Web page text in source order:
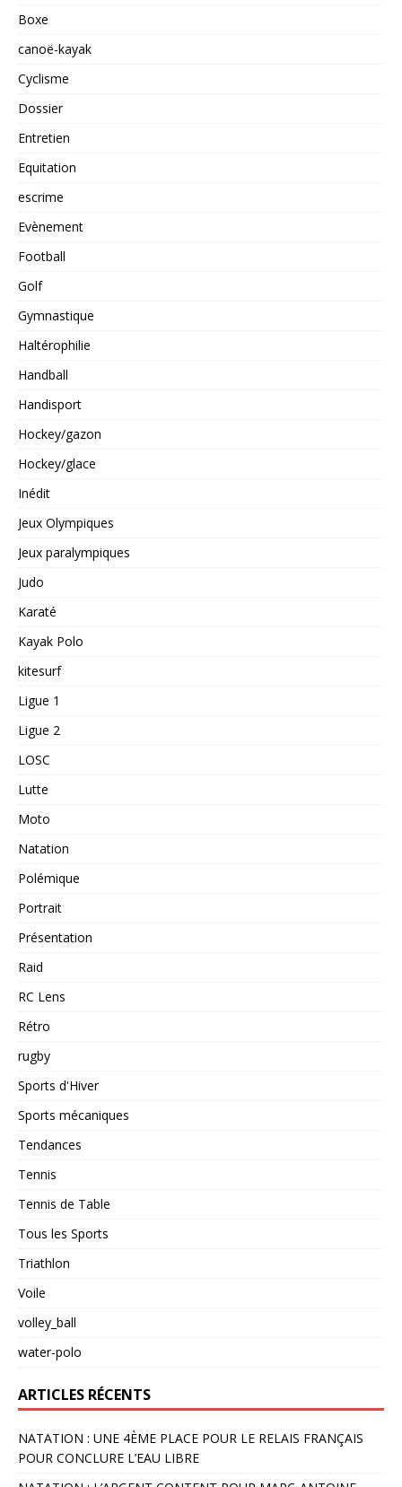
Boxe
canoë-kayak
Cyclisme
Dossier
Entretien
Equitation
escrime
Evènement
Football
Golf
Gymnastique
Haltérophilie
Handball
Handisport
Hockey/gazon
Hockey/glace
Inédit
Jeux Olympiques
Jeux paralympiques
Judo
Karaté
Kayak Polo
kitesurf
Ligue 1
Ligue 2
LOSC
Lutte
Moto
Natation
Polémique
Portrait
Présentation
Raid
RC Lens
Rétro
rugby
Sports d'Hiver
Sports mécaniques
Tendances
Tennis
Tennis de Table
Tous les Sports
Triathlon
Voile
volley_ball
water-polo
ARTICLES RÉCENTS
NATATION : UNE 4ÈME PLACE POUR LE RELAIS FRANÇAIS
POUR CONCLURE L’EAU LIBRE